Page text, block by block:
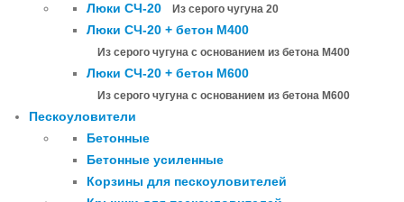
Люки СЧ-20 Из серого чугуна 20
Люки СЧ-20 + бетон М400
Из серого чугуна с основанием из бетона М400
Люки СЧ-20 + бетон М600
Из серого чугуна с основанием из бетона М600
Пескоуловители
Бетонные
Бетонные усиленные
Корзины для пескоуловителей